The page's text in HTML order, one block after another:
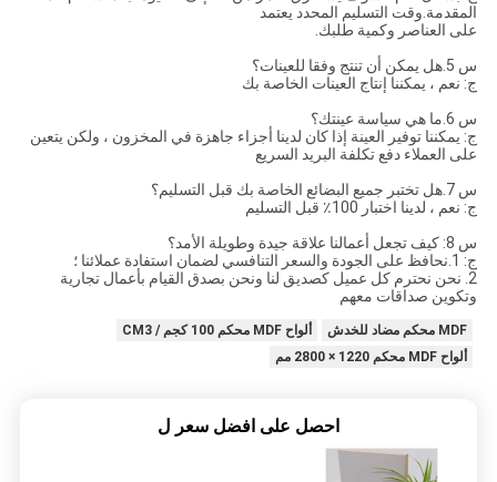
المقدمة.وقت التسليم المحدد يعتمد
على العناصر وكمية طلبك.
س 5.هل يمكن أن تنتج وفقا للعينات؟
ج: نعم ، يمكننا إنتاج العينات الخاصة بك
س 6.ما هي سياسة عينتك؟
ج: يمكننا توفير العينة إذا كان لدينا أجزاء جاهزة في المخزون ، ولكن يتعين
على العملاء دفع تكلفة البريد السريع
س 7.هل تختبر جميع البضائع الخاصة بك قبل التسليم؟
ج: نعم ، لدينا اختبار 100٪ قبل التسليم
س 8: كيف تجعل أعمالنا علاقة جيدة وطويلة الأمد؟
ج: 1.نحافظ على الجودة والسعر التنافسي لضمان استفادة عملائنا ؛
2. نحن نحترم كل عميل كصديق لنا ونحن بصدق القيام بأعمال تجارية
وتكوين صداقات معهم
MDF محكم مضاد للخدش
ألواح MDF محكم 100 كجم / CM3
ألواح MDF محكم 1220 × 2800 مم
احصل على افضل سعر ل